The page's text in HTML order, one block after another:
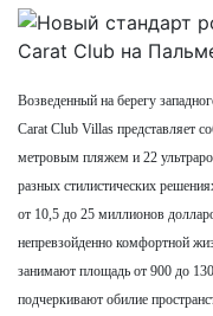
Возведенный на берегу
Carat Club Villas представляет
метровым пляжем и 22
разных стилистических
от 10,5 до 25 миллионов
непревзойденно комфортной
занимают площадь от 900 до
подчеркивают обилие